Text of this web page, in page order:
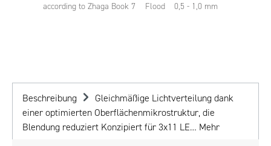
according to Zhaga Book 7 Flood 0,5 - 1,0 mm
Beschreibung
Gleichmäßige Lichtverteilung dank
einer optimierten Oberflächenmikrostruktur, die
Blendung reduziert Konzipiert für 3x11 LE… Mehr